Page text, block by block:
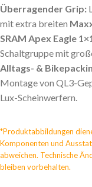
Überragender Grip:
mit extra breiten
SRAM Apex Eagle
Schaltgruppe mit
Alltags- &
Montage von QL3-
Lux-Scheinwerfern.
*Produktabbildungen
Komponenten und
abweichen. Technische
bleiben vorbehalten.